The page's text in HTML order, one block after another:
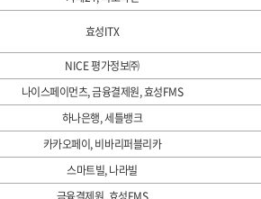
효성ITX
NICE 평가정보㈜
나이스페이먼츠, 금융결제원, 효성FMS
하나은행, 세틀뱅크
카카오페이, 비바리퍼블리카
스마트빌, 나라빌